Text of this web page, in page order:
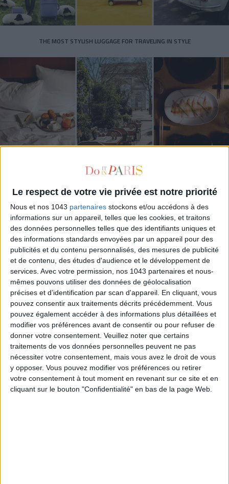
Le respect de votre vie privée est notre priorité
Nous et nos 1043 partenaires stockons et/ou accédons à des
informations sur un appareil, telles que les cookies, et traitons
des données personnelles telles que des identifiants uniques et
des informations standards envoyées par un appareil pour des
publicités et du contenu personnalisés, des mesures de publicité
et de contenu, des études d'audience et le développement de
services. Avec votre permission, nos 1043 partenaires et nous-
mêmes pouvons utiliser des données de géolocalisation
précises et d’identification par scan d'appareil. En cliquant, vous
pouvez consentir aux traitements décrits précédemment. Vous
pouvez également accéder à des informations plus détaillées et
modifier vos préférences avant de consentir ou pour refuser de
donner votre consentement. Veuillez noter que certains
traitements de vos données personnelles peuvent ne pas
nécessiter votre consentement, mais vous avez le droit de vous
y opposer. Vous pouvez modifier vos préférences ou retirer
votre consentement à tout moment en revenant sur ce site et en
cliquant sur le bouton "Confidentialité" en bas de la page Web.
THE MOST STYLISH LUGGAGE FOR TRAVELING IN STYLE
ÉLYSÉE - ÉTOILE: CHIC ADDRESSES TO REMEMBER
SUMMER JEWELRY THAT CAPTURES THE SEASON